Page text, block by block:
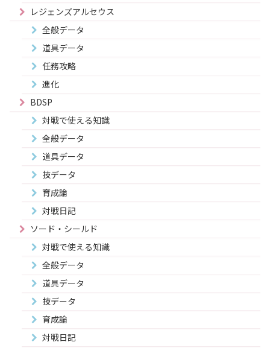
レジェンズアルセウス
全般データ
道具データ
任務攻略
進化
BDSP
対戦で使える知識
全般データ
道具データ
技データ
育成論
対戦日記
ソード・シールド
対戦で使える知識
全般データ
道具データ
技データ
育成論
対戦日記